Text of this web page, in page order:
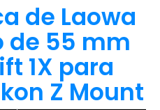
de Laowa
de 55 mm
1X para
Z Mount